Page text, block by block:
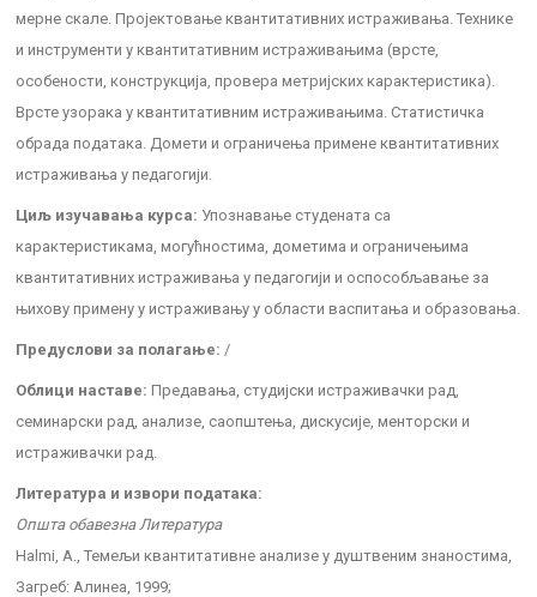
мерне скале. Пројектовање квантитативних истраживања. Технике
и инструменти у квантитативним истраживањима (врсте,
особености, конструкција, провера метријских карактеристика).
Врсте узорака у квантитативним истраживањима. Статистичка
обрада података. Домети и ограничења примене квантитативних
истраживања у педагогији.
Циљ изучавања курса: Упознавање студeната са
карактеристикама, могућностима, дометима и ограничењима
квантитативних истраживања у педагогији и оспособљавање за
њихову примену у истраживању у области васпитања и образовања.
Предуслови за полагање: /
Облици наставе: Предавања, студијски истраживачки рад,
семинарски рад, анализе, саопштења, дискусије, менторски и
истраживачки рад.
Литература и извори података:
Општа обавезна Литература
Halmi, A., Темељи квантитативне анализе у душтвеним знаностима,
Загреб: Алинеа, 1999;